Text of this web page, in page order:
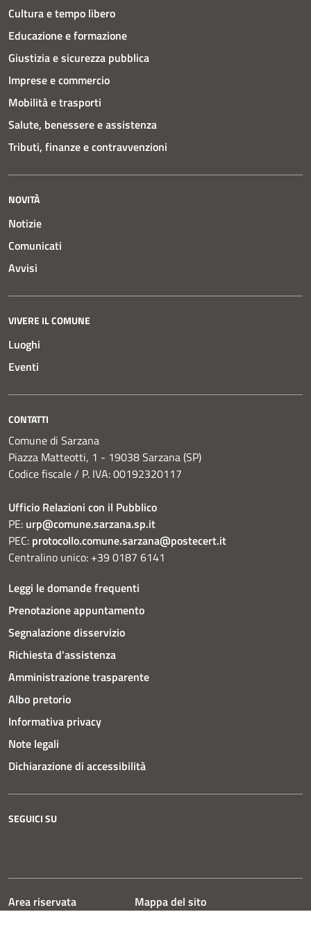
Cultura e tempo libero
Educazione e formazione
Giustizia e sicurezza pubblica
Imprese e commercio
Mobilità e trasporti
Salute, benessere e assistenza
Tributi, finanze e contravvenzioni
NOVITÀ
Notizie
Comunicati
Avvisi
VIVERE IL COMUNE
Luoghi
Eventi
CONTATTI
Comune di Sarzana
Piazza Matteotti, 1 - 19038 Sarzana (SP)
Codice fiscale / P. IVA: 00192320117
Ufficio Relazioni con il Pubblico
PE: urp@comune.sarzana.sp.it
PEC: protocollo.comune.sarzana@postecert.it
Centralino unico: +39 0187 6141
Leggi le domande frequenti
Prenotazione appuntamento
Segnalazione disservizio
Richiesta d'assistenza
Amministrazione trasparente
Albo pretorio
Informativa privacy
Note legali
Dichiarazione di accessibilità
SEGUICI SU
Area riservata Mappa del sito